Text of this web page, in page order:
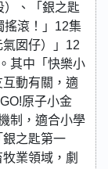
）、「銀之匙
搖滾！」12集
氣囡仔）」12
其中「快樂小
動有關，適
原子小金
制，適合小學
銀之匙第一
業領域，劇